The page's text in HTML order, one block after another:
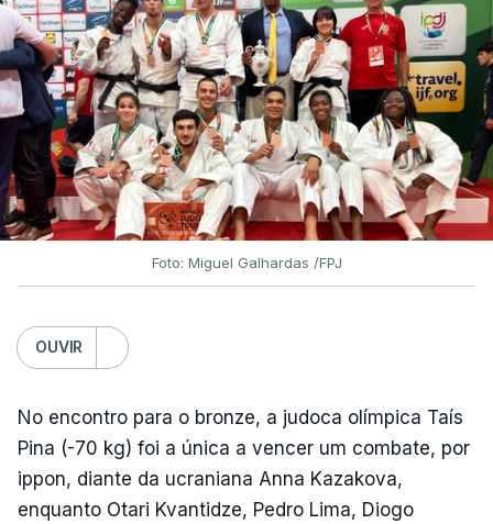
Foto: Miguel Galhardas /FPJ
OUVIR
No encontro para o bronze, a judoca olímpica Taís
Pina (-70 kg) foi a única a vencer um combate, por
ippon, diante da ucraniana Anna Kazakova,
enquanto Otari Kvantidze, Pedro Lima, Diogo